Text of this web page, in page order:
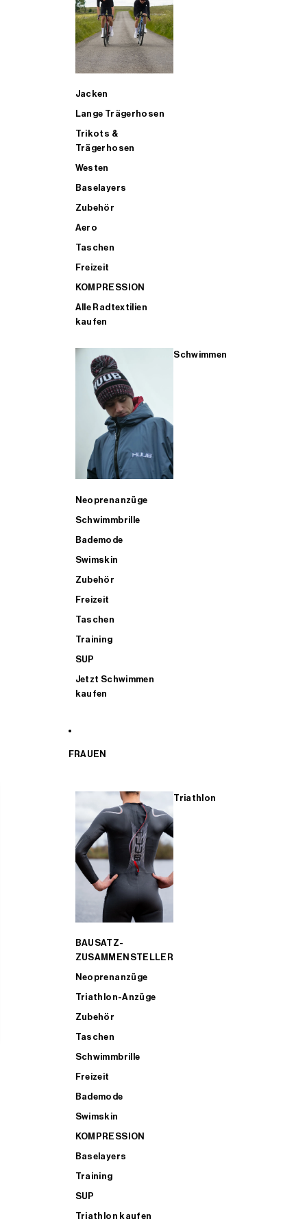
Jacken
Lange Trägerhosen
Trikots &
Trägerhosen
Westen
Baselayers
Zubehör
Aero
Taschen
Freizeit
KOMPRESSION
Alle Radtextilien
kaufen
Schwimmen
Neoprenanzüge
Schwimmbrille
Bademode
Swimskin
Zubehör
Freizeit
Taschen
Training
SUP
Jetzt Schwimmen
kaufen
FRAUEN
Triathlon
BAUSATZ-
ZUSAMMENSTELLER
Neoprenanzüge
Triathlon-Anzüge
Zubehör
Taschen
Schwimmbrille
Freizeit
Bademode
Swimskin
KOMPRESSION
Baselayers
Training
SUP
Triathlon kaufen
ALLE TRIATHLONARTIKEL FÜR MÄNNER KAUFEN